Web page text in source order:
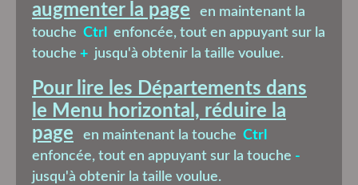
augmenter la page
en maintenant la
touche Ctrl
enfoncée, tout en appuyant sur la
touche + jusqu'à obtenir la taille voulue.
Pour lire les Départements dans
le Menu horizontal, réduire la
page
en maintenant la touche Ctrl
enfoncée, tout en appuyant sur la touche -
jusqu'à obtenir la taille voulue.